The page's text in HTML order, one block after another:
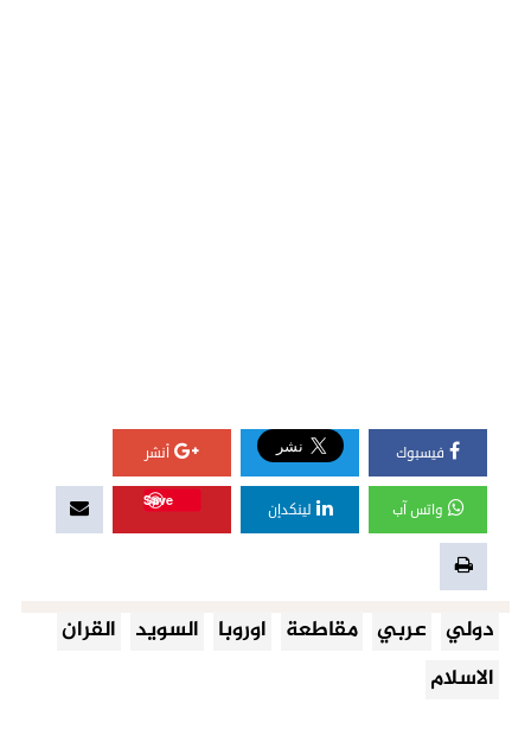
فيسبوك أنشر
واتس آب لينكدإن
Save
دولي عربي مقاطعة اوروبا السويد القران
الاسلام